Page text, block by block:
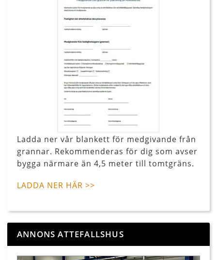
Ladda ner vår blankett för medgivande från
grannar. Rekommenderas för dig som avser
bygga närmare än 4,5 meter till tomtgräns.
LADDA NER HÄR >>
ANNONS ATTEFALLSHUS